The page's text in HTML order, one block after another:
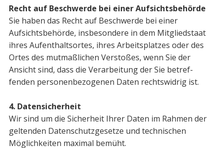
Recht auf Beschwerde bei einer Aufsichtsbehörde
Sie haben das Recht auf Beschwerde bei einer
Aufsichtsbehörde, insbesondere in dem Mitgliedstaat
ihres Aufenthaltsortes, ihres Arbeitsplatzes oder des
Ortes des mutmaßlichen Verstoßes, wenn Sie der
Ansicht sind, dass die Verarbeitung der Sie betref­
fenden personenbezogenen Daten rechtswidrig ist.
4. Datensicherheit
Wir sind um die Sicherheit Ihrer Daten im Rahmen der
geltenden Datenschutzge­setze und technischen
Möglichkeiten maximal bemüht.